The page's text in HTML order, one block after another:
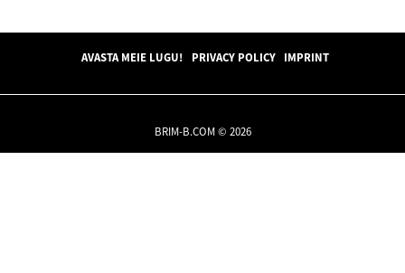
AVASTA MEIE LUGU! PRIVACY POLICY IMPRINT
BRIM-B.COM © 2026